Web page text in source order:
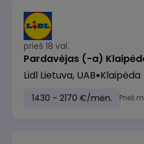
prieš 18 val.
Pardavėjas (-a)
Lidl Lietuva, UAB Klaipėda
1430 - 2170 €/mėn. Prieš